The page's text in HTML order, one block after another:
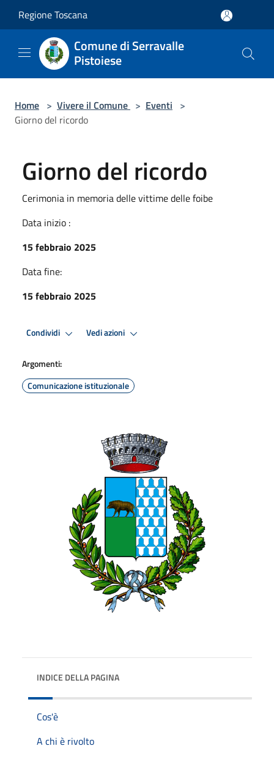
Regione Toscana
Comune di Serravalle
Pistoiese
Home > Vivere il Comune > Eventi >
Giorno del ricordo
Giorno del ricordo
Cerimonia in memoria delle vittime delle foibe
Data inizio :
15 febbraio 2025
Data fine:
15 febbraio 2025
Condividi Vedi azioni
Argomenti:
Comunicazione istituzionale
INDICE DELLA PAGINA
Cos'è
A chi è rivolto